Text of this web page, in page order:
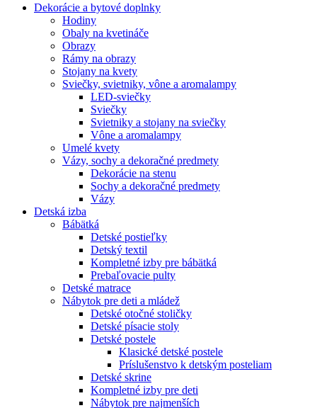
Dekorácie a bytové doplnky
Hodiny
Obaly na kvetináče
Obrazy
Rámy na obrazy
Stojany na kvety
Sviečky, svietniky, vône a aromalampy
LED-sviečky
Sviečky
Svietniky a stojany na sviečky
Vône a aromalampy
Umelé kvety
Vázy, sochy a dekoračné predmety
Dekorácie na stenu
Sochy a dekoračné predmety
Vázy
Detská izba
Bábätká
Detské postieľky
Detský textil
Kompletné izby pre bábätká
Prebaľovacie pulty
Detské matrace
Nábytok pre deti a mládež
Detské otočné stoličky
Detské písacie stoly
Detské postele
Klasické detské postele
Príslušenstvo k detským posteliam
Detské skrine
Kompletné izby pre deti
Nábytok pre najmenších